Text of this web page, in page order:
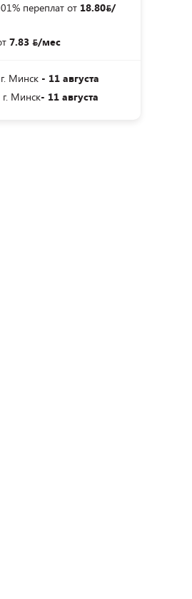
переплат от 18.80 /
7.83 /мес
Минск - 11 августа
г. Минск- 11 августа